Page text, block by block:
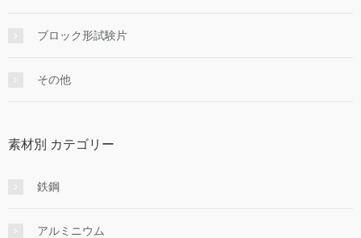
ブロック形試験片
その他
素材別 カテゴリー
鉄鋼
アルミニウム